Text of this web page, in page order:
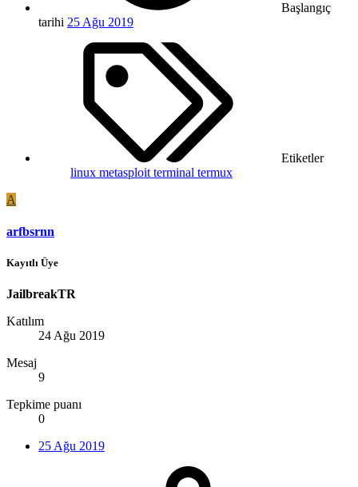
Başlangıç
tarihi 25 Ağu 2019
Etiketler
linux metasploit terminal termux
A
arfbsrnn
Kayıtlı Üye
JailbreakTR
Katılım
24 Ağu 2019
Mesaj
9
Tepkime puanı
0
25 Ağu 2019